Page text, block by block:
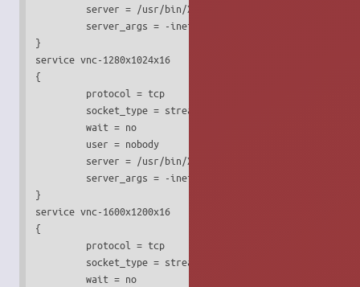
         server = /usr/bin/Xvnc
server_args = -inetd -query localhost -once -
}
service vnc-1280x1024x16
{
         protocol = tcp
         socket_type = stream
         wait = no
         user = nobody
         server = /usr/bin/Xvnc
server_args = -inetd -query localhost -once -
}
service vnc-1600x1200x16
{
         protocol = tcp
         socket_type = stream
         wait = no